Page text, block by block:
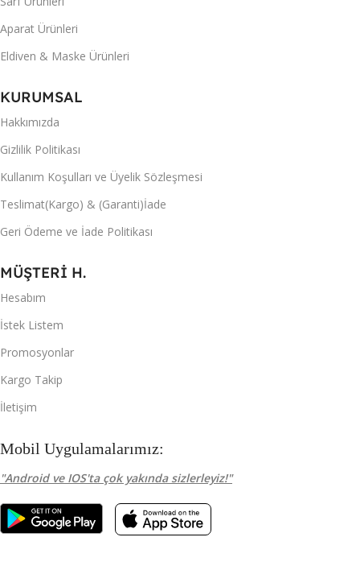
Aparat Ürünleri
Eldiven & Maske Ürünleri
KURUMSAL
Hakkımızda
Gizlilik Politikası
Kullanım Koşulları ve Üyelik Sözleşmesi
Teslimat(Kargo) & (Garanti)İade
Geri Ödeme ve İade Politikası
MÜŞTERİ H.
Hesabım
İstek Listem
Promosyonlar
Kargo Takip
İletişim
Mobil Uygulamalarımız:
"Android ve IOS'ta çok yakında sizlerleyiz!"